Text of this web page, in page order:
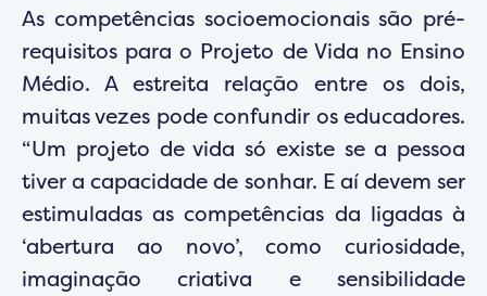
As competências socioemocionais são pré-
requisitos para o Projeto de Vida no Ensino
Médio. A estreita relação entre os dois,
muitas vezes pode confundir os educadores.
“Um projeto de vida só existe se a pessoa
tiver a capacidade de sonhar. E aí devem ser
estimuladas as competências da ligadas à
‘abertura ao novo’, como curiosidade,
imaginação criativa e sensibilidade